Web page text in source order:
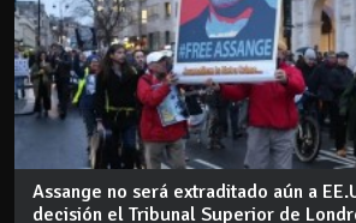
Assange no será extraditado aún a
decisión el Tribunal Superior de